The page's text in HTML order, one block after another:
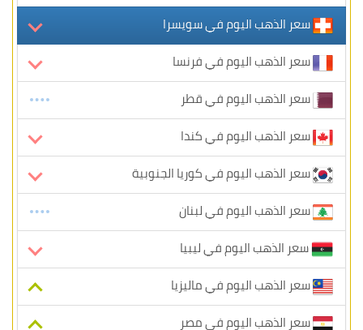
سعر الذهب اليوم في سويسرا
سعر الذهب اليوم في فرنسا
سعر الذهب اليوم في قطر
سعر الذهب اليوم في كندا
سعر الذهب اليوم في كوريا الجنوبية
سعر الذهب اليوم في لبنان
سعر الذهب اليوم في ليبيا
سعر الذهب اليوم في ماليزيا
سعر الذهب اليوم في مصر